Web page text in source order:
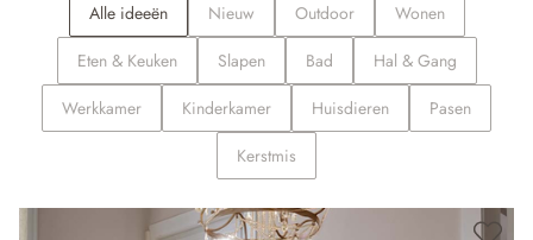
Alle ideeën Nieuw Outdoor
Wonen
Eten & Keuken
Slapen Bad
Hal & Gang
Werkkamer
Kinderkamer Huisdieren
Pasen
Kerstmis